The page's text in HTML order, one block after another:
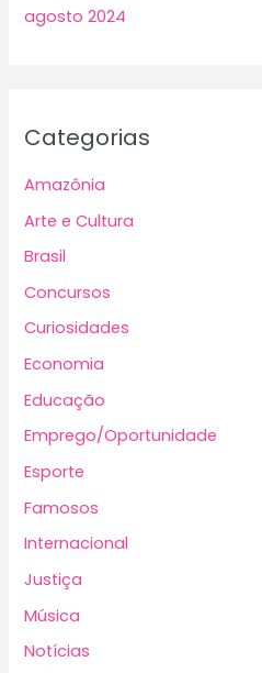
agosto 2024
Categorias
Amazônia
Arte e Cultura
Brasil
Concursos
Curiosidades
Economia
Educação
Emprego/Oportunidade
Esporte
Famosos
Internacional
Justiça
Música
Notícias